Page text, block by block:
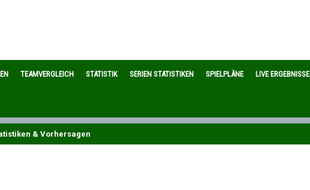
TEAMVERGLEICH STATISTIK SERIEN STATISTIKEN SPIELPLÄNE LIVE ERGEBNISSE
& Vorhersagen